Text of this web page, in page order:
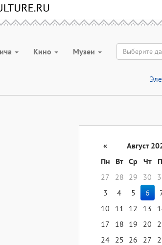
Кино Музеи
« Август
Пн
Вт Ср Чт
27
28 29 30
3
4 5 6
10
11 12 13
17
18 19 20
24 25 26 27